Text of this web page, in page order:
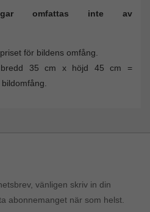
omfattas inte av
för bildens omfång.
bredd 35 cm x höjd 45 cm =
vänligen skriv in din
abonnemanget när som helst.